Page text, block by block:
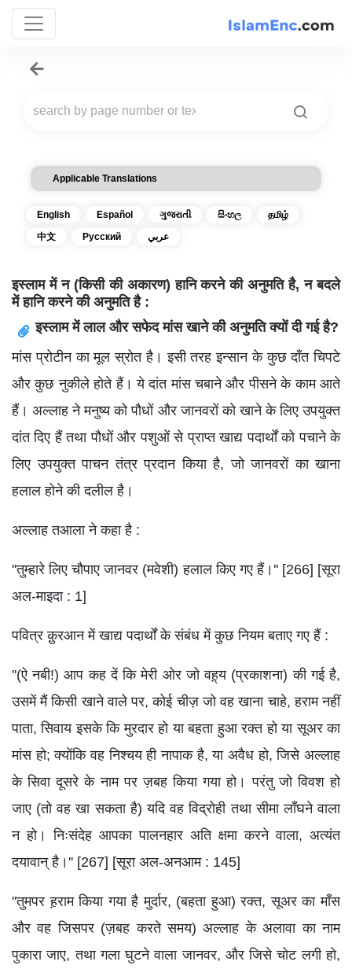
Applicable Translations
English Español ગુજરાતી සිංහල
தமிழ்
中文
Русский عربي
इस्लाम में न (किसी की अकारण) हानि करने की अनुमति है, न बदले
में हानि करने की अनुमति है :
इस्लाम में लाल और सफेद मांस खाने की अनुमति क्यों दी गई है?
मांस प्रोटीन का मूल स्रोत है। इसी तरह इन्सान के कुछ दाँत चिपटे
और कुछ नुकीले होते हैं। ये दांत मांस चबाने और पीसने के काम आते
हैं। अल्लाह ने मनुष्य को पौधों और जानवरों को खाने के लिए उपयुक्त
दांत दिए हैं तथा पौधों और पशुओं से प्राप्त खाद्य पदार्थों को पचाने के
लिए उपयुक्त पाचन तंत्र प्रदान किया है, जो जानवरों का खाना
हलाल होने की दलील है।
अल्लाह तआला ने कहा है :
''तुम्हारे लिए चौपाए जानवर (मवेशी) हलाल किए गए हैं।'' [266] [सूरा
अल-माइदा : 1]
पवित्र क़ुरआन में खाद्य पदार्थों के संबंध में कुछ नियम बताए गए हैं :
''(ऐ नबी!) आप कह दें कि मेरी ओर जो वह़्य (प्रकाशना) की गई है,
उसमें मैं किसी खाने वाले पर, कोई चीज़ जो वह खाना चाहे, हराम नहीं
पाता, सिवाय इसके कि मुरदार हो या बहता हुआ रक्त हो या सूअर का
मांस हो; क्योंकि वह निश्चय ही नापाक है, या अवैध हो, जिसे अल्लाह
के सिवा दूसरे के नाम पर ज़बह किया गया हो। परंतु जो विवश हो
जाए (तो वह खा सकता है) यदि वह विद्रोही तथा सीमा लाँघने वाला
न हो। निःसंदेह आपका पालनहार अति क्षमा करने वाला, अत्यंत
दयावान् है।'' [267] [सूरा अल-अनआम : 145]
''तुमपर ह़राम किया गया है मुर्दार, (बहता हुआ) रक्त, सूअर का माँस
और वह जिसपर (ज़बह करते समय) अल्लाह के अलावा का नाम
पुकारा जाए, तथा गला घुटने वाला जानवर, और जिसे चोट लगी हो,